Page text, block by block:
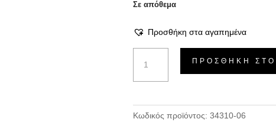
Σε απόθεμα
Προσθήκη στα αγαπημένα
Basil
M
ΠΡΟΣΘΉΚΗ ΣΤΟ
Κωδικός προϊόντος: 34310-06